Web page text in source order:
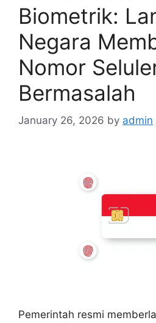
Biometrik:
Negara
Nomor
Bermasalah
January 26, 2026 by admin
Pemerintah resmi